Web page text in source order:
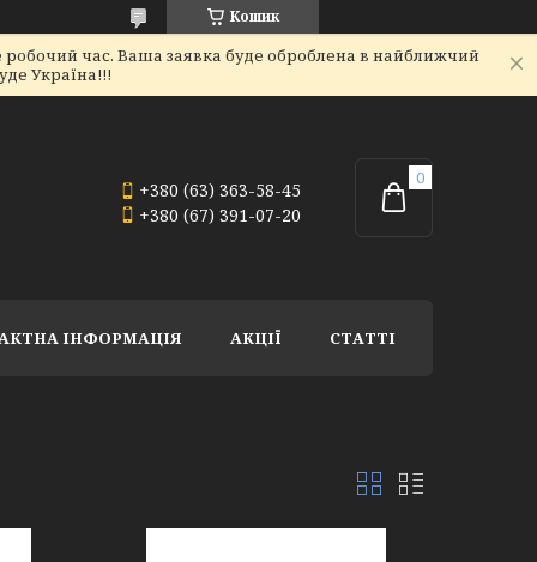
Кошик
робочий час. Ваша заявка буде оброблена в найближчий
Україна!!!
+380 (63) 363-58-45
+380 (67) 391-07-20
ІНФОРМАЦІЯ АКЦІЇ СТАТТІ